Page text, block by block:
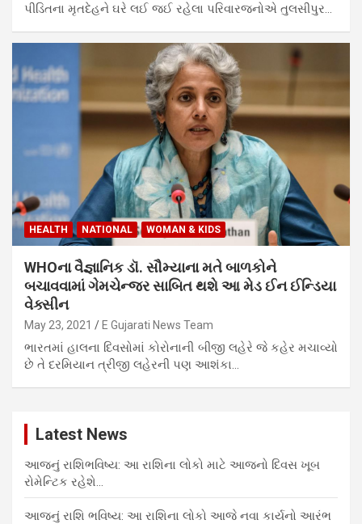
પીડિતના મૃતદેહને ઘરે લઈ જઈ રહેલા પરિવારજનોએ તુલસીપુર…
HEALTH NATIONAL WOMAN & KIDS
WHOના વૈજ્ઞાનિક ડૉ. સૌમ્યાના મતે બાળકોને
બચાવવામાં ગેમચેન્જર સાબિત થશે આ મેડ ઈન ઈન્ડિયા
વેક્સીન
May 23, 2021 E Gujarati News Team
ભારતમાં હાલના દિવસોમાં કોરોનાની બીજી લહેરે જે કહેર મચાવ્યો
છે તે દરમિયાન ત્રીજી લહેરની પણ આશંકા…
Latest News
આજનું રાશિભવિષ્ય: આ રાશિના લોકો માટે આજનો દિવસ ખૂબ
રોમેન્ટિક રહેશે…
આજનું રાશિ ભવિષ્ય: આ રાશિના લોકો આજે નવા કાર્યનો આરંભ